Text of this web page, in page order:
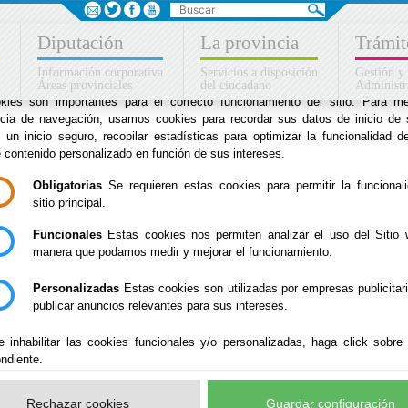
Sus opciones en
uso de cookies en este sitio
son importantes para el correcto funcionamiento del sitio. Para
de navegación, usamos cookies para recordar sus datos de inicio de
un inicio seguro, recopilar estadísticas para optimizar la funcionalidad
contenido personalizado en función de sus intereses.
Obligatorias Se requieren estas cookies para permitir la
sitio principal.
Funcionales Estas cookies nos permiten analizar el uso del Sitio
manera que podamos medir y mejorar el funcionamiento.
Personalizadas Estas cookies son utilizadas por empresas
publicar anuncios relevantes para sus intereses.
inhabilitar las cookies funcionales y/o personalizadas, haga click sobre
Rechazar cookies Guardar configuración
Inicio -Drogodependencias - DIRECCIONES
DIRECCIONES
SPDA: Paseo de San Luis s/n (Edif. Hospital Provincial) -
BERJA: C/ Cristóbal Colón s/n - 04760 Berja - Telf. 950 60
Diputación
Información corporativa
Áreas provinciales
La provincia
Servicios a disposición
del ciudadano
Gestión y